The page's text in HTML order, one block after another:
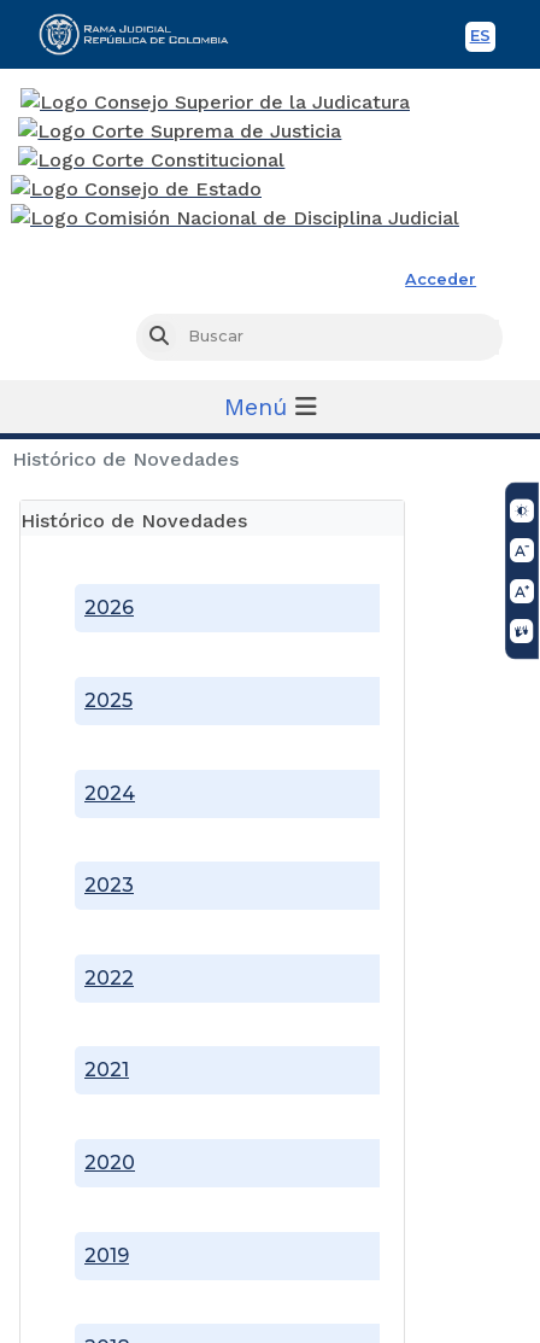
ES
Acceder
Buscar
Menú
Histórico de Novedades
Histórico de Novedades
2019
2020
2021
2022
2023
2024
2025
2026